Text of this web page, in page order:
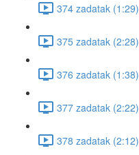
374 zadatak (1:29)
375 zadatak (2:28)
376 zadatak (1:38)
377 zadatak (2:22)
378 zadatak (2:12)